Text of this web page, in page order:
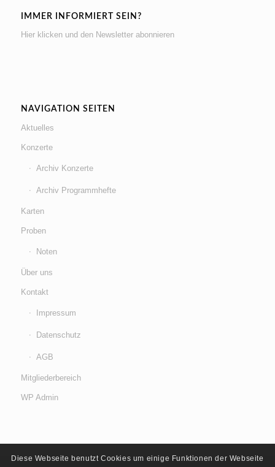
IMMER INFORMIERT SEIN?
Hier klicken und den Newsletter abonnieren
NAVIGATION SEITEN
Aktuelles
Konzerte
Archiv Konzerte
Archiv Programmhefte
Karten
Proben
Noten
Über uns
Kontakt
Impressum
Datenschutz
AGB
Mitgliederbereich
WP Admin
Diese Webseite benutzt Cookies um einige Funktionen der Webseite